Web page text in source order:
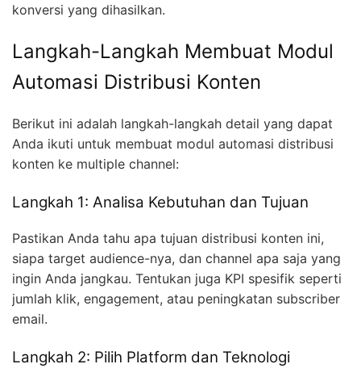
konversi yang dihasilkan.
Langkah-Langkah Membuat Modul
Automasi Distribusi Konten
Berikut ini adalah langkah-langkah detail yang dapat
Anda ikuti untuk membuat modul automasi distribusi
konten ke multiple channel:
Langkah 1: Analisa Kebutuhan dan Tujuan
Pastikan Anda tahu apa tujuan distribusi konten ini,
siapa target audience-nya, dan channel apa saja yang
ingin Anda jangkau. Tentukan juga KPI spesifik seperti
jumlah klik, engagement, atau peningkatan subscriber
email.
Langkah 2: Pilih Platform dan Teknologi